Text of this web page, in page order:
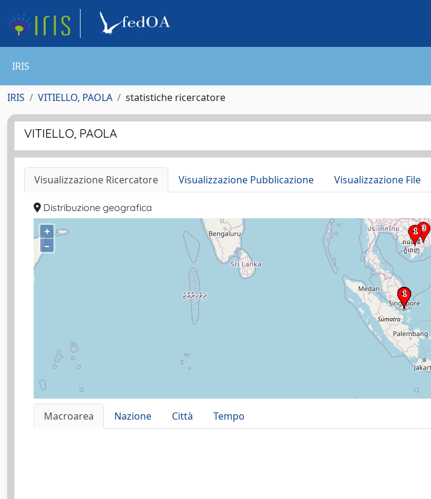
IRIS
IRIS VITIELLO, PAOLA statistiche ricercatore
VITIELLO, PAOLA
Visualizzazione Ricercatore Visualizzazione Pubblicazione Visualizzazione File
Distribuzione geografica
+
–
Macroarea Nazione Città
Tempo